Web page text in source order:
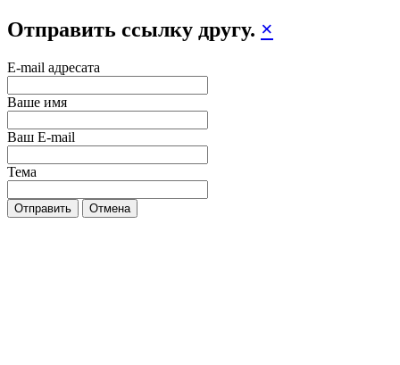
Отправить ссылку другу. ×
E-mail адресата
Ваше имя
Ваш E-mail
Тема
Отправить Отмена